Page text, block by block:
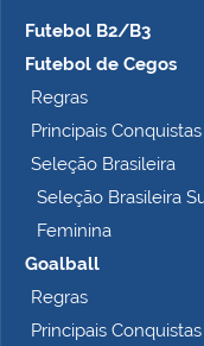
Futebol B2/B3
Futebol de Cegos
Regras
Principais Conquistas
Seleção Brasileira
Seleção Brasileira
Feminina
Goalball
Regras
Principais Conquistas